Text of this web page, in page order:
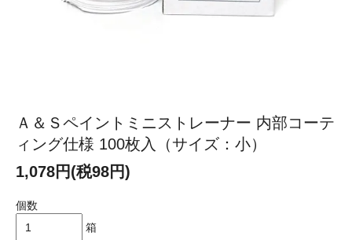
Ａ＆Ｓペイントミニストレーナー 内部コーテ
ィング仕様 100枚入（サイズ：小）
1,078円(税98円)
個数
箱